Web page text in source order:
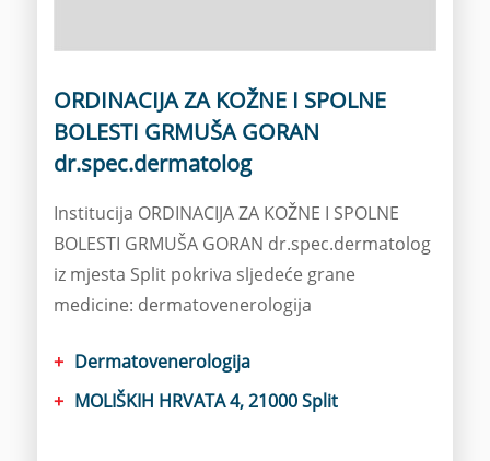
ORDINACIJA ZA KOŽNE I SPOLNE
BOLESTI GRMUŠA GORAN
dr.spec.dermatolog
Institucija ORDINACIJA ZA KOŽNE I SPOLNE
BOLESTI GRMUŠA GORAN dr.spec.dermatolog
iz mjesta Split pokriva sljedeće grane
medicine: dermatovenerologija
Dermatovenerologija
MOLIŠKIH HRVATA 4, 21000 Split